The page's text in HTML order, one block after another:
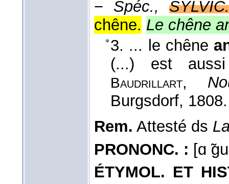
− Spéc.,
SYLVIC.
chêne. Le chêne
3. ... le chêne
(...) est
Baudrillart,
Burgsdorf, 1808.
Rem. Attesté ds
PRONONC. : [ɑ
ÉTYMOL. ET